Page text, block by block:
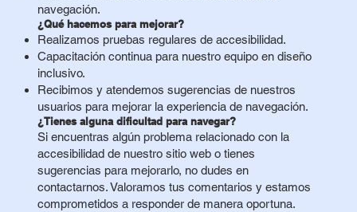
navegación.
¿Qué hacemos para mejorar?
Realizamos pruebas regulares de accesibilidad.
Capacitación continua para nuestro equipo en diseño
inclusivo.
Recibimos y atendemos sugerencias de nuestros
usuarios para mejorar la experiencia de navegación.
¿Tienes alguna dificultad para navegar?
Si encuentras algún problema relacionado con la
accesibilidad de nuestro sitio web o tienes
sugerencias para mejorarlo, no dudes en
contactarnos. Valoramos tus comentarios y estamos
comprometidos a responder de manera oportuna.